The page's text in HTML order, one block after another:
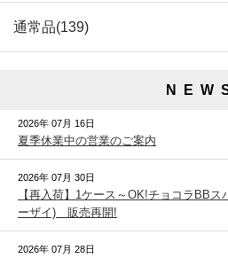
通常品(139)
N E W
2026年 07月 16日
夏季休業中の営業のご案内
2026年 07月 30日
【再入荷】1ケース～OK!チョコラBB
ーザイ) 販売再開!
2026年 07月 28日